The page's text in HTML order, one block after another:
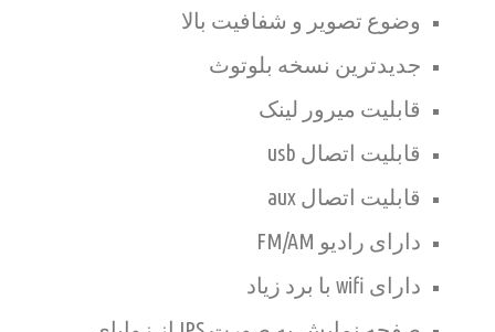
وضوع تصویر و شفافیت بالا
جدیدترین نسخه بلوتوث
قابلیت میرور لینک
قابلیت اتصال usb
قابلیت اتصال aux
دارای رادیو FM/AM
دارای wifi با برد زیاد